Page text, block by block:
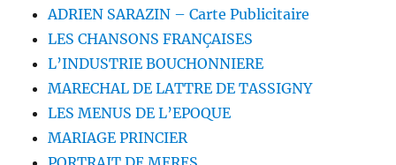
ADRIEN SARAZIN – Carte Publicitaire
LES CHANSONS FRANÇAISES
L’INDUSTRIE BOUCHONNIERE
MARECHAL DE LATTRE DE TASSIGNY
LES MENUS DE L’EPOQUE
MARIAGE PRINCIER